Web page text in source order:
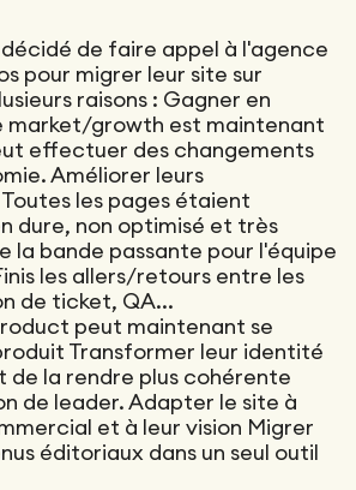
de faire appel à l'agence
pour migrer leur site sur
raisons : Gagner en
market/growth est maintenant
effectuer des changements
Améliorer leurs
les pages étaient
dure, non optimisé et très
la bande passante pour l'équipe
les allers/retours entre les
de ticket, QA...
peut maintenant se
Transformer leur identité
de la rendre plus cohérente
de leader. Adapter le site à
et à leur vision Migrer
éditoriaux dans un seul outil